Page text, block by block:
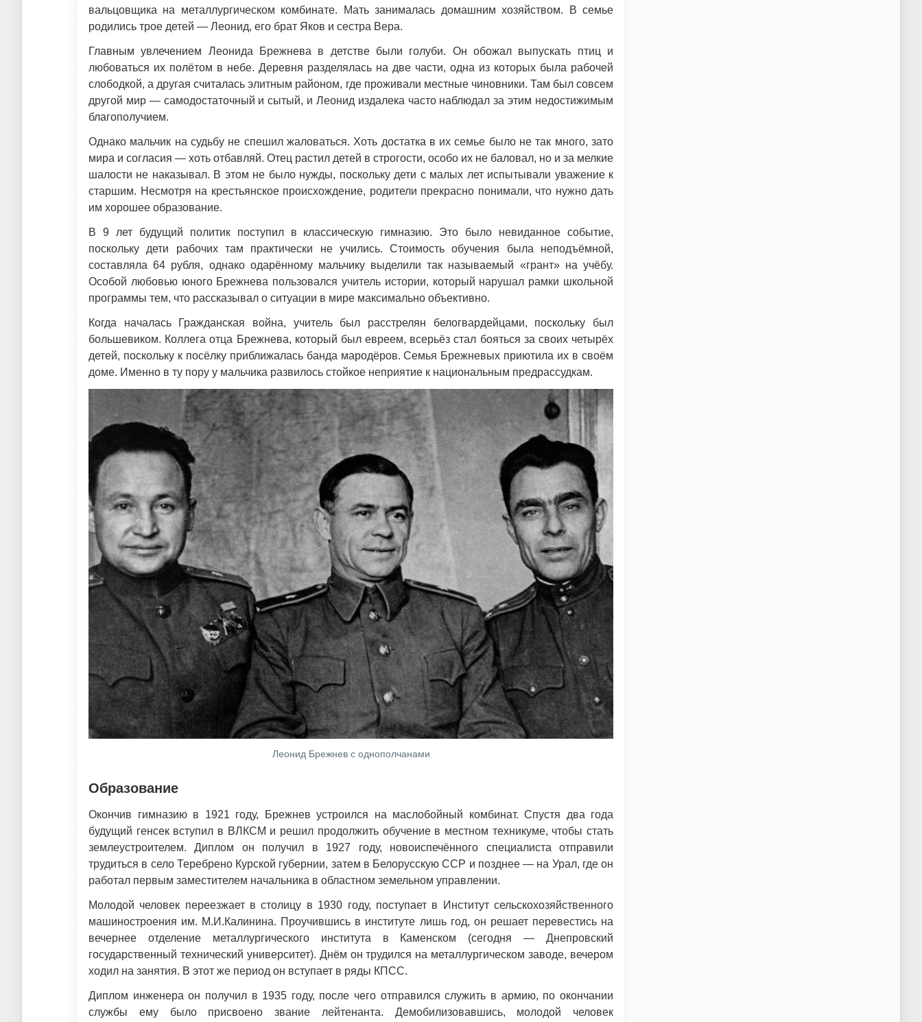
вальцовщика на металлургическом комбинате. Мать занималась домашним хозяйством. В семье
родились трое детей — Леонид, его брат Яков и сестра Вера.
Главным увлечением Леонида Брежнева в детстве были голуби. Он обожал выпускать птиц и
любоваться их полётом в небе. Деревня разделялась на две части, одна из которых была рабочей
слободкой, а другая считалась элитным районом, где проживали местные чиновники. Там был совсем
другой мир — самодостаточный и сытый, и Леонид издалека часто наблюдал за этим недостижимым
благополучием.
Однако мальчик на судьбу не спешил жаловаться. Хоть достатка в их семье было не так много, зато
мира и согласия — хоть отбавляй. Отец растил детей в строгости, особо их не баловал, но и за мелкие
шалости не наказывал. В этом не было нужды, поскольку дети с малых лет испытывали уважение к
старшим. Несмотря на крестьянское происхождение, родители прекрасно понимали, что нужно дать
им хорошее образование.
В 9 лет будущий политик поступил в классическую гимназию. Это было невиданное событие,
поскольку дети рабочих там практически не учились. Стоимость обучения была неподъёмной,
составляла 64 рубля, однако одарённому мальчику выделили так называемый «грант» на учёбу.
Особой любовью юного Брежнева пользовался учитель истории, который нарушал рамки школьной
программы тем, что рассказывал о ситуации в мире максимально объективно.
Когда началась Гражданская война, учитель был расстрелян белогвардейцами, поскольку был
большевиком. Коллега отца Брежнева, который был евреем, всерьёз стал бояться за своих четырёх
детей, поскольку к посёлку приближалась банда мародёров. Семья Брежневых приютила их в своём
доме. Именно в ту пору у мальчика развилось стойкое неприятие к национальным предрассудкам.
Леонид Брежнев с однополчанами
Образование
Окончив гимназию в 1921 году, Брежнев устроился на маслобойный комбинат. Спустя два года
будущий генсек вступил в ВЛКСМ и решил продолжить обучение в местном техникуме, чтобы стать
землеустроителем. Диплом он получил в 1927 году, новоиспечённого специалиста отправили
трудиться в село Теребрено Курской губернии, затем в Белорусскую ССР и позднее — на Урал, где он
работал первым заместителем начальника в областном земельном управлении.
Молодой человек переезжает в столицу в 1930 году, поступает в Институт сельскохозяйственного
машиностроения им. М.И.Калинина. Проучившись в институте лишь год, он решает перевестись на
вечернее отделение металлургического института в Каменском (сегодня — Днепровский
государственный технический университет). Днём он трудился на металлургическом заводе, вечером
ходил на занятия. В этот же период он вступает в ряды КПСС.
Диплом инженера он получил в 1935 году, после чего отправился служить в армию, по окончании
службы ему было присвоено звание лейтенанта. Демобилизовавшись, молодой человек